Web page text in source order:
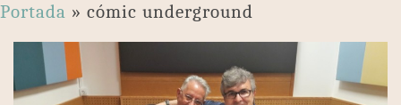
Portada » cómic underground